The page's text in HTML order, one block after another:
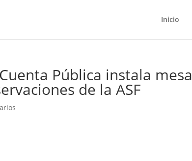
Inicio
Pública instala mesa
de la ASF